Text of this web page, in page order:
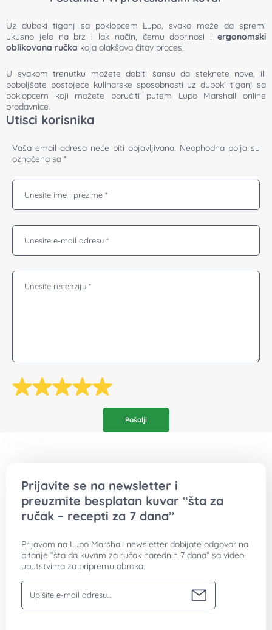
Uz duboki tiganj sa poklopcem Lupo, svako može da spremi
ukusno jelo na brz i lak način, čemu doprinosi i ergonomski
oblikovana ručka koja olakšava čitav proces.
U svakom trenutku možete dobiti šansu da steknete nove, ili
poboljšate postojeće kulinarske sposobnosti uz duboki tiganj sa
poklopcem koji možete poručiti putem Lupo Marshall online
prodavnice.
Utisci korisnika
Vaša email adresa neće biti objavljivana. Neophodna polja su
označena sa *
Prijavite se na newsletter i
preuzmite besplatan kuvar “šta za
ručak – recepti za 7 dana”
Prijavom na Lupo Marshall newsletter dobijate odgovor na
pitanje “šta da kuvam za ručak narednih 7 dana” sa video
uputstvima za pripremu obroka.